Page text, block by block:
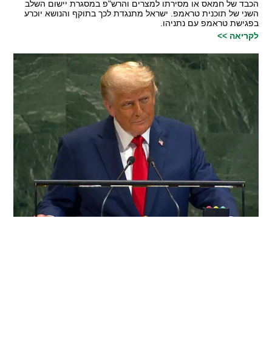
הכבד של חמאס או מסירתו למצרים והרש"פ במסגרת יישום השלב
השני של תוכנית טראמפ. ישראל מתנגדת לכך בתוקף והנושא יוכרע
בפגישת טראמפ עם נתניהו.
לקריאה >>